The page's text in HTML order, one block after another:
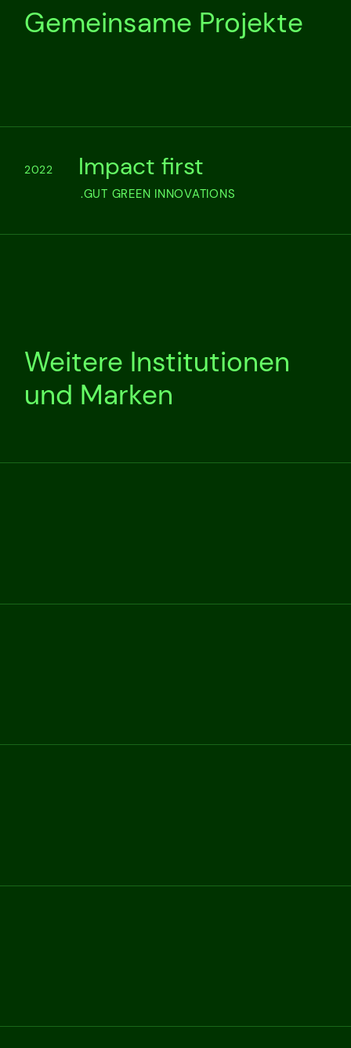
Gemeinsame Projekte
2022 Impact first
.GUT GREEN INNOVATIONS
Weitere Institutionen
und Marken